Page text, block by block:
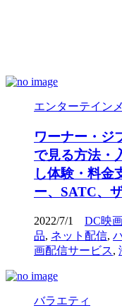
エンターテイン
ワーナー・ジ
で見る方法・
し体験・料金
ー、SATC、
2022/7/1 DC映
品, ネット配信,
画配信サービス,
バラエティ